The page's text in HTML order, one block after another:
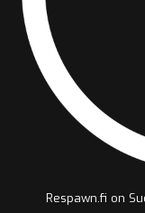
Respawn.fi on